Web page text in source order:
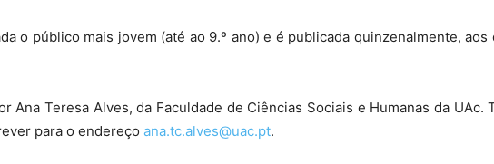
o público mais jovem (até ao 9.º ano) e é publicada quinzenalmente,
Ana Teresa Alves, da Faculdade de Ciências Sociais e Humanas da
para o endereço ana.tc.alves@uac.pt.